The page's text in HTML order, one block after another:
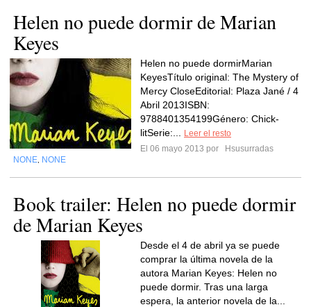
Helen no puede dormir de Marian
Keyes
Helen no puede dormirMarian
KeyesTítulo original: The Mystery of
Mercy CloseEditorial: Plaza Jané / 4
Abril 2013ISBN:
9788401354199Género: Chick-
litSerie:...
Leer el resto
El 06 mayo 2013 por
Hsusurradas
NONE NONE
Book trailer: Helen no puede dormir
de Marian Keyes
Desde el 4 de abril ya se puede
comprar la última novela de la
autora Marian Keyes: Helen no
puede dormir. Tras una larga
espera, la anterior novela de la...